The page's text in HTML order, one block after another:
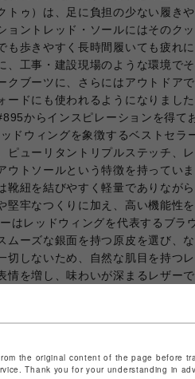
トゥ）は、足に負担の少ない履き
ョントレッド・ソールにはそのク
も歩きやすく長時間履いても疲れ
、工事・建設現場のような環境で
クブーツに、さらにはアウトドア
ードにも使われるようになりまし
からインスピレーションを得て
ドウィングを象徴するベストセラ
ピューリタントリプルステッチ、
ウトソールという特徴を持ってい
靴紐を結びやすく軽量でありなが
堅牢なつくりに加え、高い機能性
はレッドウィングを代表するブラ
ムーズな銀面を持つ原皮を選び、
切しないため、自然な肌目を持つ
情を増し、味わいが深まるレザーで
the original content of the page before
Thank you for your understanding in